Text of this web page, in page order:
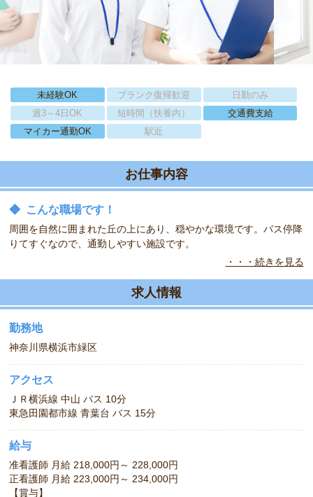
未経験OK ブランク復帰歓迎
日勤のみ
週3～4日OK
短時間（扶養内）
交通費支給
マイカー通勤OK
駅近
お仕事内容
◆ こんな職場です！
周囲を自然に囲まれた丘の上にあり、穏やかな環境です。バス停降
りてすぐなので、通勤しやすい施設です。
看護・介護・リハビリなどチームワークを大事にしています。看護
職の経験ある方お待ちしております。
・・・続きを見る
求人情報
勤務地
神奈川県横浜市緑区
アクセス
ＪＲ横浜線 中山 バス 10分
東急田園都市線 青葉台 バス 15分
給与
准看護師 月給 218,000円～ 228,000円
正看護師 月給 223,000円～ 234,000円
【賞与】